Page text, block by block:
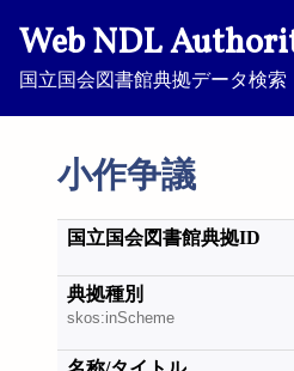
Web NDL
国立国会図書館典拠データ検索
小作争議
国立国会図書館典拠ID
典拠種別
skos:inScheme